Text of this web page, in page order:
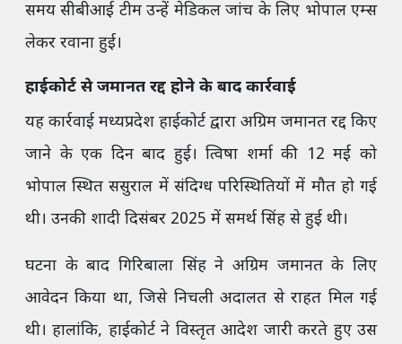
समय सीबीआई टीम उन्हें मेडिकल जांच के लिए भोपाल एम्स
लेकर रवाना हुई।
हाईकोर्ट से जमानत रद्द होने के बाद कार्रवाई
यह कार्रवाई मध्यप्रदेश हाईकोर्ट द्वारा अग्रिम जमानत रद्द किए
जाने के एक दिन बाद हुई। त्विषा शर्मा की 12 मई को
भोपाल स्थित ससुराल में संदिग्ध परिस्थितियों में मौत हो गई
थी। उनकी शादी दिसंबर 2025 में समर्थ सिंह से हुई थी।
घटना के बाद गिरिबाला सिंह ने अग्रिम जमानत के लिए
आवेदन किया था, जिसे निचली अदालत से राहत मिल गई
थी। हालांकि, हाईकोर्ट ने विस्तृत आदेश जारी करते हुए उस